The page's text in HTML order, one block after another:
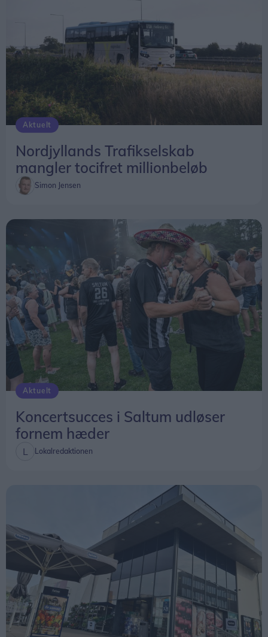
Aktuelt
Nordjyllands Trafikselskab
mangler tocifret millionbeløb
Simon Jensen
Aktuelt
Koncertsucces i Saltum udløser
fornem hæder
Lokalredaktionen